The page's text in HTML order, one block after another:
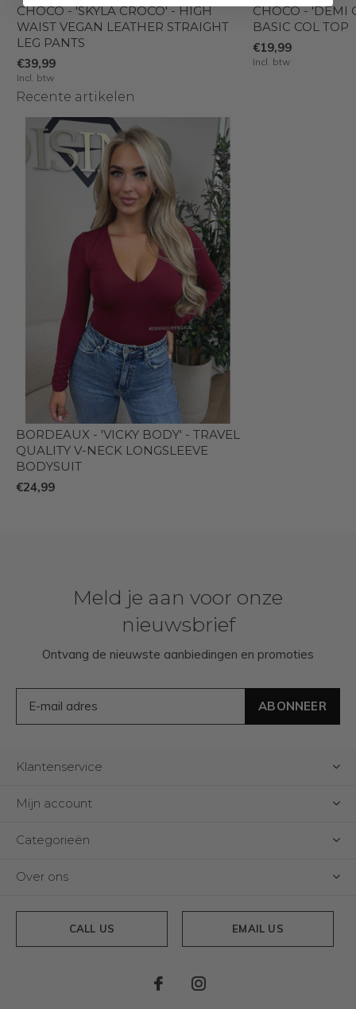
CHOCO - 'SKYLA CROCO' - HIGH
WAIST VEGAN LEATHER STRAIGHT
LEG PANTS
€39,99
Incl. btw
CHOCO - 'DEMI
BASIC COL TOP
€19,99
Incl. btw
Recente artikelen
BORDEAUX - 'VICKY BODY' - TRAVEL
QUALITY V-NECK LONGSLEEVE
BODYSUIT
€24,99
Meld je aan voor onze
nieuwsbrief
Ontvang de nieuwste aanbiedingen en promoties
ABONNEER
Klantenservice
Mijn account
Categorieën
Over ons
CALL US EMAIL US